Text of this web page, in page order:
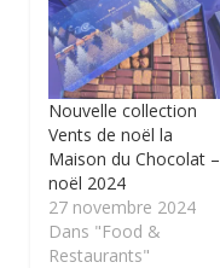
Nouvelle collection
Vents de noël la
Maison du Chocolat –
noël 2024
27 novembre 2024
Dans "Food &
Restaurants"